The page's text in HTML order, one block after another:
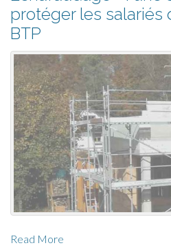
protéger les salariés
BTP
Read More